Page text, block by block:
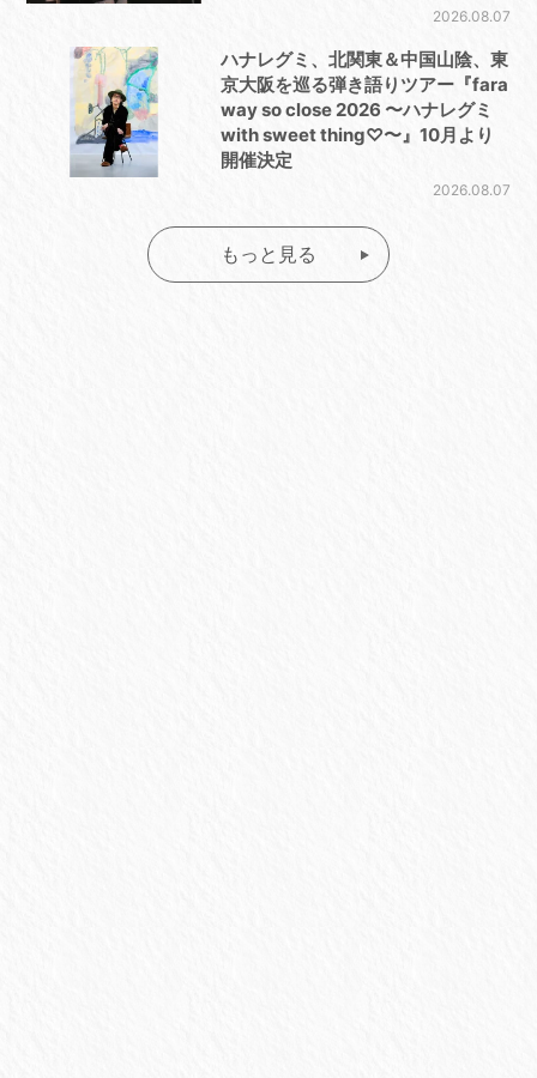
2026.08.07
ハナレグミ、北関東＆中国山陰、東
京大阪を巡る弾き語りツアー『fara
way so close 2026 〜ハナレグミ
with sweet thing♡〜』10月より
開催決定
2026.08.07
もっと見る